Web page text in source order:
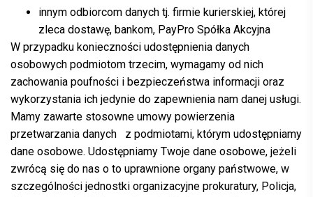
innym odbiorcom danych tj. firmie kurierskiej, której
zleca dostawę, bankom, PayPro Spółka Akcyjna
W przypadku konieczności udostępnienia danych
osobowych podmiotom trzecim, wymagamy od nich
zachowania poufności i bezpieczeństwa informacji oraz
wykorzystania ich jedynie do zapewnienia nam danej usługi.
Mamy zawarte stosowne umowy powierzenia
przetwarzania danych z podmiotami, którym udostępniamy
dane osobowe. Udostępniamy Twoje dane osobowe, jeżeli
zwrócą się do nas o to uprawnione organy państwowe, w
szczególności jednostki organizacyjne prokuratury, Policja,